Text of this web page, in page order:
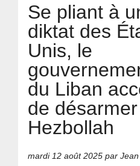
Se pliant à
diktat des
Unis, le
du Liban
de
Hezbollah
mardi 12 août 2025 par